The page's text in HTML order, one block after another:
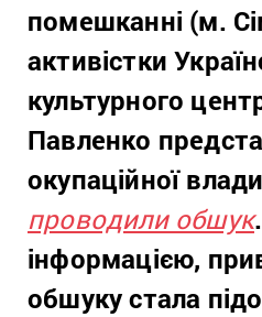
помешканні (м.
активістки
культурного
Павленко
окупаційної
проводили обшук
інформацією,
обшуку стала